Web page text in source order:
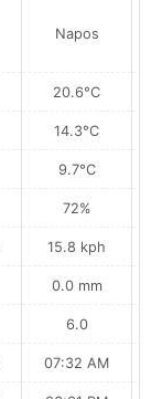
Napos
20.6°C
14.3°C
9.7°C
72%
15.8 kph
0.0 mm
6.0
07:32 AM